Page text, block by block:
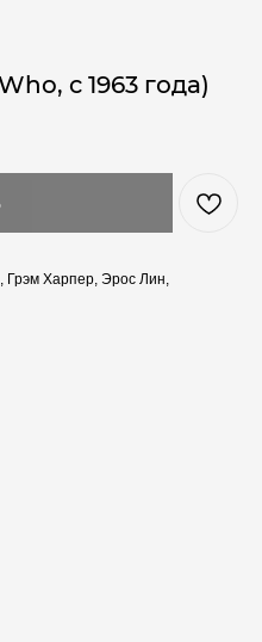
c 1963 года)
Грэм Харпер, Эрос Лин,